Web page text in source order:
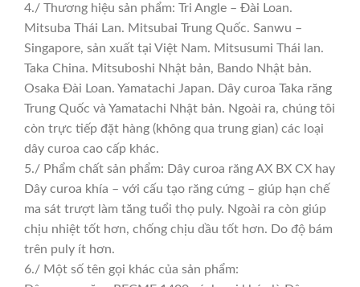
4./ Thương hiệu sản phẩm: Tri Angle – Đài Loan.
Mitsuba Thái Lan. Mitsubai Trung Quốc. Sanwu –
Singapore, sản xuất tại Việt Nam. Mitsusumi Thái lan.
Taka China. Mitsuboshi Nhật bản, Bando Nhật bản.
Osaka Đài Loan. Yamatachi Japan. Dây curoa Taka răng
Trung Quốc và Yamatachi Nhật bản. Ngoài ra, chúng tôi
còn trực tiếp đặt hàng (không qua trung gian) các loại
dây curoa cao cấp khác.
5./ Phẩm chất sản phẩm: Dây curoa răng AX BX CX hay
Dây curoa khía – với cấu tạo răng cứng – giúp hạn chế
ma sát trượt làm tăng tuổi thọ puly. Ngoài ra còn giúp
chịu nhiệt tốt hơn, chống chịu dầu tốt hơn. Do độ bám
trên puly ít hơn.
6./ Một số tên gọi khác của sản phẩm: